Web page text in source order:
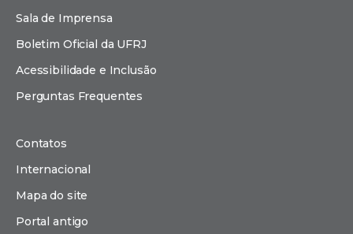
Sala de Imprensa
Boletim Oficial da UFRJ
Acessibilidade e Inclusão
Perguntas Frequentes
Contatos
Internacional
Mapa do site
Portal antigo